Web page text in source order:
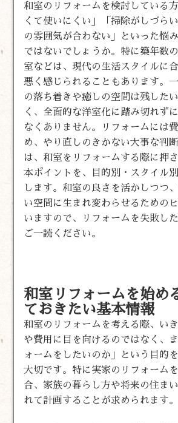
和室のリフォームを検討している
くて使いにくい」「掃除がしづら
の雰囲気が合わない」といった悩
ではないでしょうか。特に築年数
室などは、現代の生活スタイルに
悪く感じられることもあります。
の落ち着きや癒しの空間は残した
く、全面的な洋室化に踏み切れず
なくありません。リフォームには
め、やり直しのきかない大事な判
は、和室をリフォームする際に押
本ポイントを、目的別・スタイル
します。和室の良さを活かしつつ
い空間に生まれ変わらせるための
いますので、リフォームを失敗し
ご一読ください。
和室リフォームを始め
ておきたい基本情報
和室のリフォームを考える際、い
や費用に目を向けるのではなく、
ォームをしたいのか」という目的
大切です。特に実家のリフォーム
合、家族の暮らし方や将来の住ま
れて計画することが求められます。